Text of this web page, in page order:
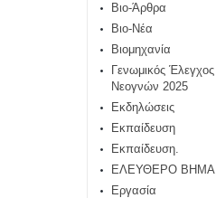
Βιο-Άρθρα
Βιο-Νέα
Βιομηχανία
Γενωμικός Έλεγχος
Νεογνών 2025
Εκδηλώσεις
Εκπαίδευση
Εκπαίδευση.
ΕΛΕΥΘΕΡΟ ΒΗΜΑ
Εργασία